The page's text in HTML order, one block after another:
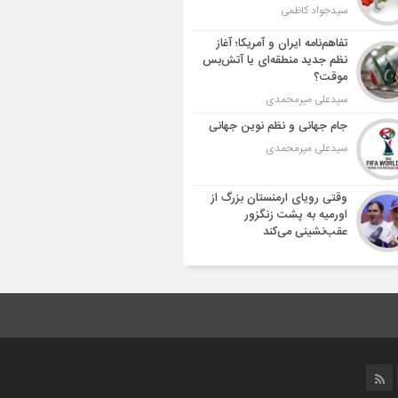
سیدجواد کاظمی
تفاهم‌نامه ایران و آمریکا؛ آغاز
نظم جدید منطقه‌ای یا آتش‌بس
موقت؟
سیدعلی میرمحمدی
جام جهانی و نظم نوین جهانی
سیدعلی میرمحمدی
وقتی رویای ارمنستان بزرگ از
اورمیه به پشت زنگزور
عقب‌نشینی می‌کند